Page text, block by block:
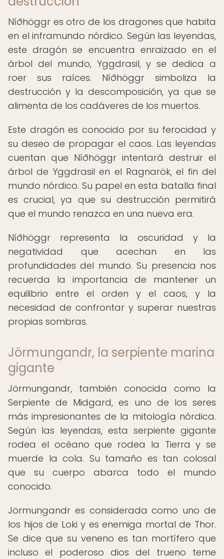
Níðhöggr es otro de los dragones que habita
en el inframundo nórdico. Según las leyendas,
este dragón se encuentra enraizado en el
árbol del mundo, Yggdrasil, y se dedica a
roer sus raíces. Níðhöggr simboliza la
destrucción y la descomposición, ya que se
alimenta de los cadáveres de los muertos.
Este dragón es conocido por su ferocidad y
su deseo de propagar el caos. Las leyendas
cuentan que Níðhöggr intentará destruir el
árbol de Yggdrasil en el Ragnarök, el fin del
mundo nórdico. Su papel en esta batalla final
es crucial, ya que su destrucción permitirá
que el mundo renazca en una nueva era.
Níðhöggr representa la oscuridad y la
negatividad que acechan en las
profundidades del mundo. Su presencia nos
recuerda la importancia de mantener un
equilibrio entre el orden y el caos, y la
necesidad de confrontar y superar nuestras
propias sombras.
Jörmungandr, la serpiente marina
gigante
Jörmungandr, también conocida como la
Serpiente de Midgard, es uno de los seres
más impresionantes de la mitología nórdica.
Según las leyendas, esta serpiente gigante
rodea el océano que rodea la Tierra y se
muerde la cola. Su tamaño es tan colosal
que su cuerpo abarca todo el mundo
conocido.
Jörmungandr es considerada como uno de
los hijos de Loki y es enemiga mortal de Thor.
Se dice que su veneno es tan mortífero que
incluso el poderoso dios del trueno teme